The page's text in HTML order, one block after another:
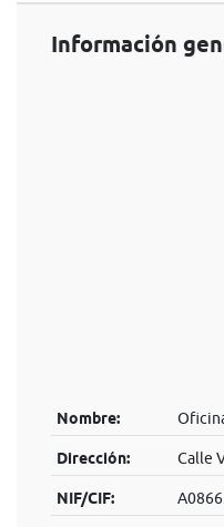
Información
Nombre:
Dirección: Calle
NIF/CIF: